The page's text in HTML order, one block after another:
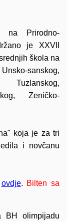
na Prirodno-
je XXVII
škola na
Unsko-sanskog,
Zeničko-
koja je za tri
i novčanu
ovdje. Bilten sa
BH olimpijadu